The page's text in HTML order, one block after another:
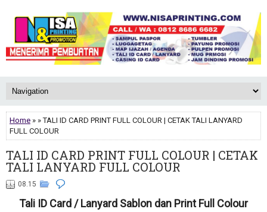
Home » » TALI ID CARD PRINT FULL COLOUR | CETAK TALI LANYARD
FULL COLOUR
TALI ID CARD PRINT FULL COLOUR | CETAK
TALI LANYARD FULL COLOUR
08.15
Tali ID Card / Lanyard Sablon dan Print Full Colour